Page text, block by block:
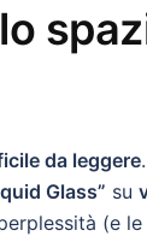
da leggere
Glass” su
(e